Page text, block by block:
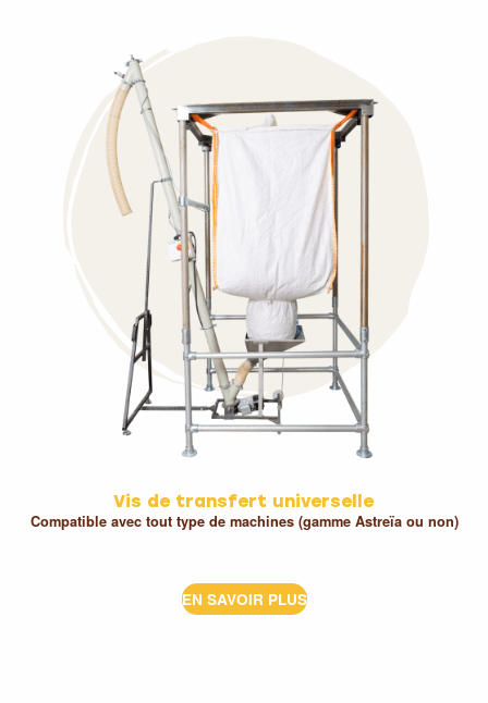
Vis de transfert universelle
Compatible avec tout type de machines (gamme Astreïa ou non)
EN SAVOIR PLUS